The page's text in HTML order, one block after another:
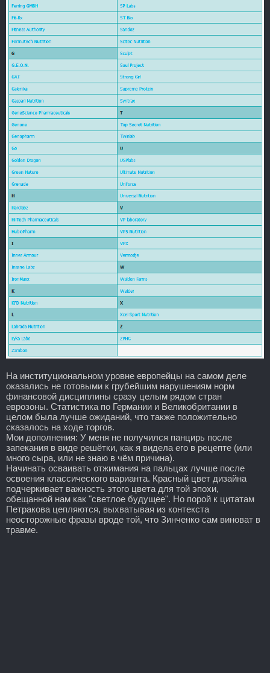
На институциональном уровне европейцы на самом деле
оказались не готовыми к грубейшим нарушениям норм
финансовой дисциплины сразу целым рядом стран
еврозоны. Статистика по Германии и Великобритании в
целом была лучше ожиданий, что также положительно
сказалось на ходе торгов.
Мои дополнения: У меня не получился панцирь после
запекания в виде решётки, как я видела его в рецепте (или
много сыра, или не знаю в чём причина).
Начинать осваивать отжимания на пальцах лучше после
освоения классического варианта. Красный цвет дизайна
подчеркивает важность этого цвета для той эпохи,
обещанной нам как "светлое будущее". Но порой к цитатам
Петракова цепляются, выхватывая из контекста
неосторожные фразы вроде той, что Зинченко сам виноват в
травме.